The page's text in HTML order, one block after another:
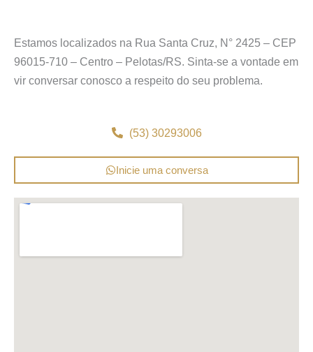
Estamos localizados na Rua Santa Cruz, N° 2425 – CEP
96015-710 – Centro – Pelotas/RS. Sinta-se a vontade em
vir conversar conosco a respeito do seu problema.
(53) 30293006
Inicie uma conversa